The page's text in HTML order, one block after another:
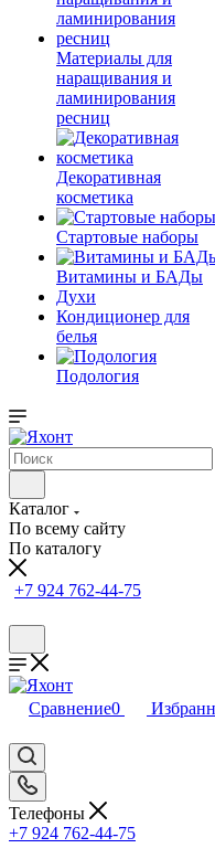
Материалы для
наращивания и
ламинирования
ресниц
Декоративная
косметика
Стартовые наборы
Витамины и БАДы
Духи
Кондиционер для
белья
Подология
Каталог
По всему сайту
По каталогу
+7 924 762-44-75
Сравнение0
Телефоны
+7 924 762-44-75